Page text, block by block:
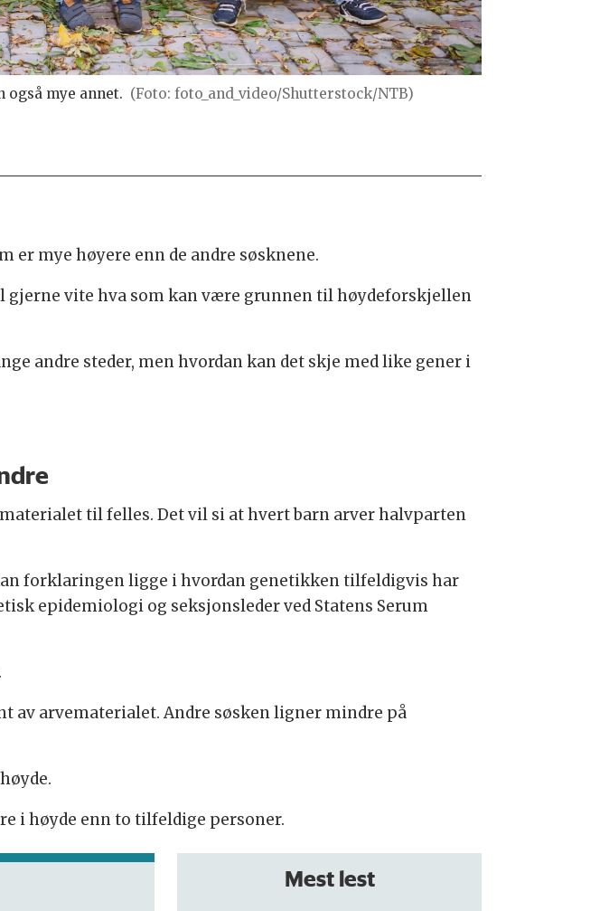
mye annet. (Foto: foto_and_video/Shutterstock/NTB)
mye høyere enn de andre søsknene.
gjerne vite hva som kan være grunnen til høydeforskjellen
andre steder, men hvordan kan det skje med like gener i
til felles. Det vil si at hvert barn arver halvparten
forklaringen ligge i hvordan genetikken tilfeldigvis har
epidemiologi og seksjonsleder ved Statens Serum
av arvematerialet. Andre søsken ligner mindre på
i høyde enn to tilfeldige personer.
Mest lest